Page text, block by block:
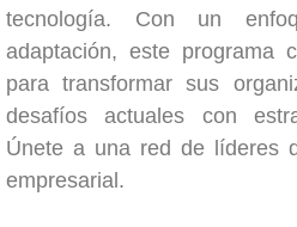
tecnología. Con un
adaptación, este programa
para transformar sus
desafíos actuales con
Únete a una red de líderes
empresarial.